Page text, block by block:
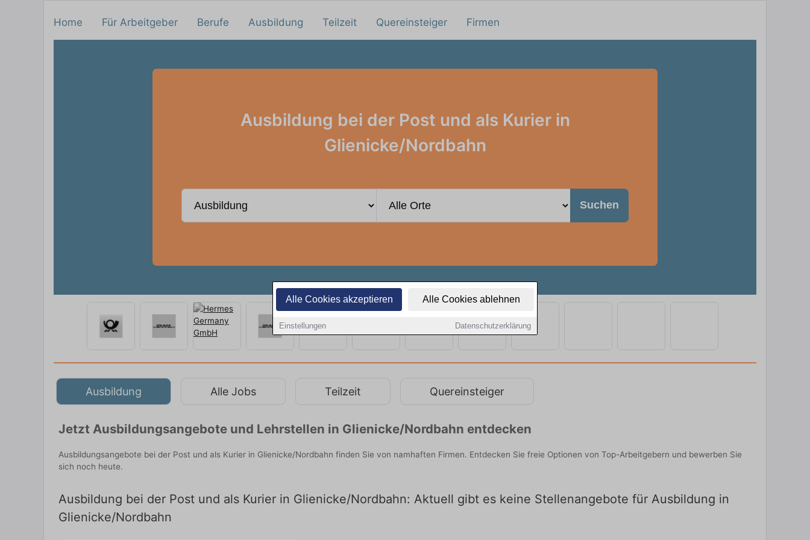
Alle Cookies akzeptieren Alle Cookies ablehnen
Einstellungen Datenschutzerklärung
Home Für Arbeitgeber Berufe Ausbildung Teilzeit Quereinsteiger Firmen
Ausbildung bei der Post und als Kurier in
Glienicke/Nordbahn
Suchen
Ausbildung Alle Jobs Teilzeit Quereinsteiger
Jetzt Ausbildungsangebote und Lehrstellen in Glienicke/Nordbahn entdecken
Ausbildungsangebote bei der Post und als Kurier in Glienicke/Nordbahn finden Sie von namhaften Firmen. Entdecken Sie freie Optionen von Top-Arbeitgebern und bewerben Sie
sich noch heute.
Ausbildung bei der Post und als Kurier in Glienicke/Nordbahn: Aktuell gibt es keine Stellenangebote für Ausbildung in
Glienicke/Nordbahn